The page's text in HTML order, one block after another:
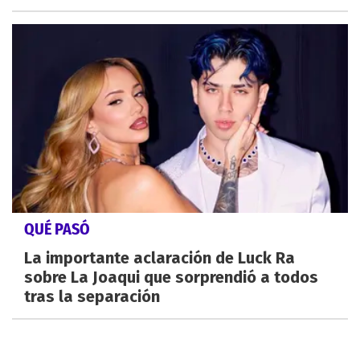
QUÉ PASÓ
La importante aclaración de Luck Ra
sobre La Joaqui que sorprendió a todos
tras la separación